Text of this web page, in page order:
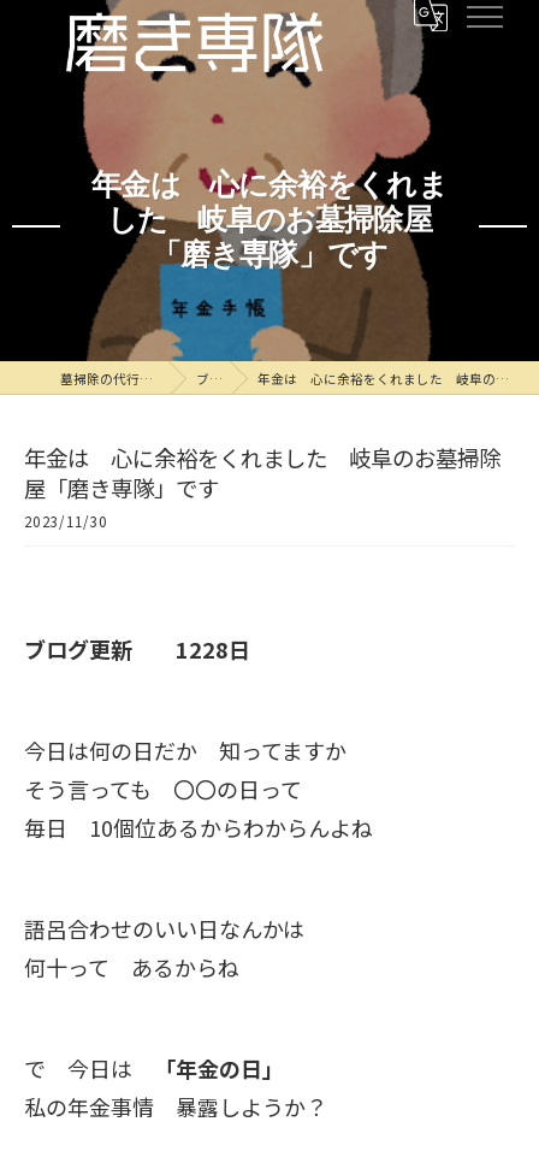
年金は 心に余裕をくれま
した 岐阜のお墓掃除屋
「磨き専隊」です
墓掃除の代行なら磨き専隊 ブログ 年金は 心に余裕をくれました 岐阜のお墓掃除屋「磨き専隊」です
年金は 心に余裕をくれました 岐阜のお墓掃除
屋「磨き専隊」です
2023/11/30
ブログ更新 1228日
今日は何の日だか 知ってますか
そう言っても 〇〇の日って
毎日 10個位あるからわからんよね
語呂合わせのいい日なんかは
何十って あるからね
で 今日は
「年金の日」
私の年金事情 暴露しようか？